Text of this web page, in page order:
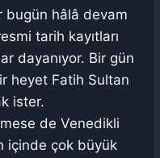
bugün hâlâ devam
tarih kayıtları
dayanıyor. Bir gün
heyet Fatih Sultan
ister.
de Venedikli
içinde çok büyük